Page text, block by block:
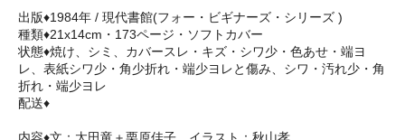
出版♦1984年 / 現代書館(フォー・ビギナーズ・シリーズ )
種類♦21x14cm・173ページ・ソフトカバー
状態♦焼け、シミ、カバースレ・キズ・シワ少・色あせ・端ヨ
レ、表紙シワ少・角少折れ・端少ヨレと傷み、シワ・汚れ少・角
折れ・端少ヨレ
配送♦
内容♦文：太田竜＋栗原佳子、イラスト：秋山孝